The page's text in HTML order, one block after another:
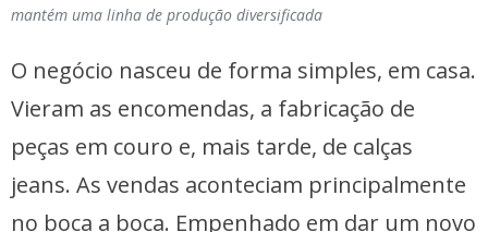
mantém uma linha de produção diversificada
O negócio nasceu de forma simples, em casa.
Vieram as encomendas, a fabricação de
peças em couro e, mais tarde, de calças
jeans. As vendas aconteciam principalmente
no boca a boca. Empenhado em dar um novo